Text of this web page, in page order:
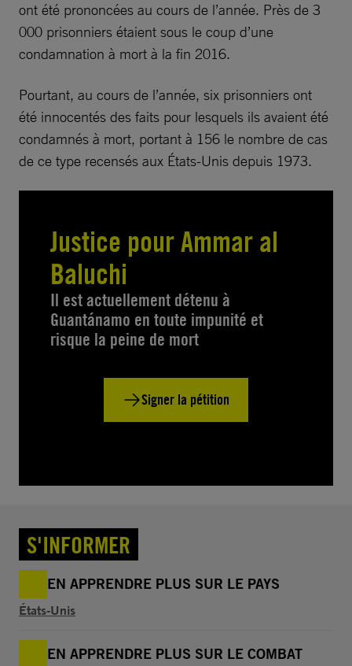
ont été prononcées au cours de l’année. Près de 3
000 prisonniers étaient sous le coup d’une
condamnation à mort à la fin 2016.
Pourtant, au cours de l’année, six prisonniers ont
été innocentés des faits pour lesquels ils avaient été
condamnés à mort, portant à 156 le nombre de cas
de ce type recensés aux États-Unis depuis 1973.
Justice pour Ammar al
Baluchi
Il est actuellement détenu à
Guantánamo en toute impunité et
risque la peine de mort
Signer la pétition
S'INFORMER
EN APPRENDRE PLUS SUR LE PAYS
États-Unis
EN APPRENDRE PLUS SUR LE COMBAT